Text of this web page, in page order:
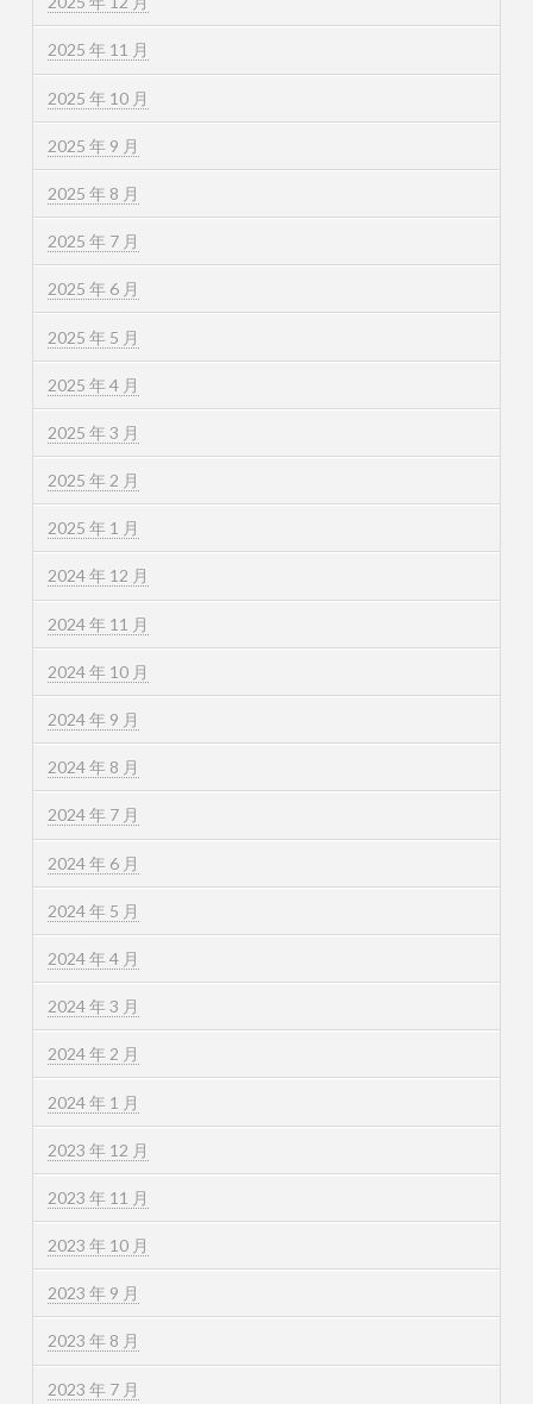
2025 年 11 月
2025 年 10 月
2025 年 9 月
2025 年 8 月
2025 年 7 月
2025 年 6 月
2025 年 5 月
2025 年 4 月
2025 年 3 月
2025 年 2 月
2025 年 1 月
2024 年 12 月
2024 年 11 月
2024 年 10 月
2024 年 9 月
2024 年 8 月
2024 年 7 月
2024 年 6 月
2024 年 5 月
2024 年 4 月
2024 年 3 月
2024 年 2 月
2024 年 1 月
2023 年 12 月
2023 年 11 月
2023 年 10 月
2023 年 9 月
2023 年 8 月
2023 年 7 月